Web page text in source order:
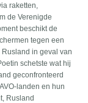
raketten,
de Verenigde
beschikt de
tegen een
in geval van
schetste wat hij
geconfronteerd
landen en hun
Rusland